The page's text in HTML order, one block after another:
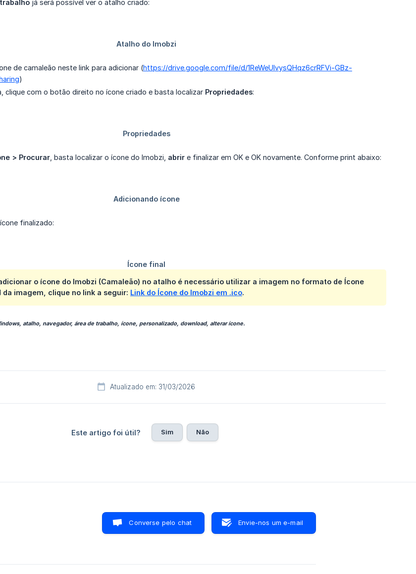
já será possível ver o atalho criado:
de camaleão neste link para adicionar (https://drive.google.com/file/d/1ReWeUlvysQHqz6crRFVi-GBz-
)
clique com o botão direito no ícone criado e basta localizar Propriedades:
> Procurar , basta localizar o ícone do Imobzi, abrir e finalizar em OK e OK novamente. Conforme print abaixo:
finalizado:
o ícone do Imobzi (Camaleão) no atalho é necessário utilizar a imagem no formato de Ícone
da imagem, clique no link a seguir: Link do Ícone do Imobzi em .ico.
atalho, navegador, área de trabalho, ícone, personalizado, download, alterar ícone.
Atualizado em: 31/03/2026
Este artigo foi útil? Sim Não
Converse pelo chat Envie-nos um e-mail